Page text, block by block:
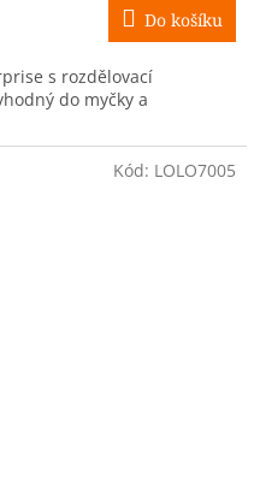
Do košíku
s rozdělovací
do myčky a
Kód: LOLO7005